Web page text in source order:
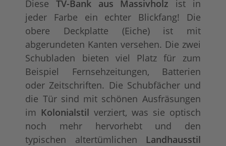
Diese TV-Bank aus Massivholz ist in
jeder Farbe ein echter Blickfang! Die
obere Deckplatte (Eiche) ist mit
abgerundeten Kanten versehen. Die zwei
Schubladen bieten viel Platz für zum
Beispiel Fernsehzeitungen, Batterien
oder Zeitschriften. Die Schubfächer und
die Tür sind mit schönen Ausfräsungen
im Kolonialstil verziert, was sie optisch
noch mehr hervorhebt und den
typischen altertümlichen Landhausstil